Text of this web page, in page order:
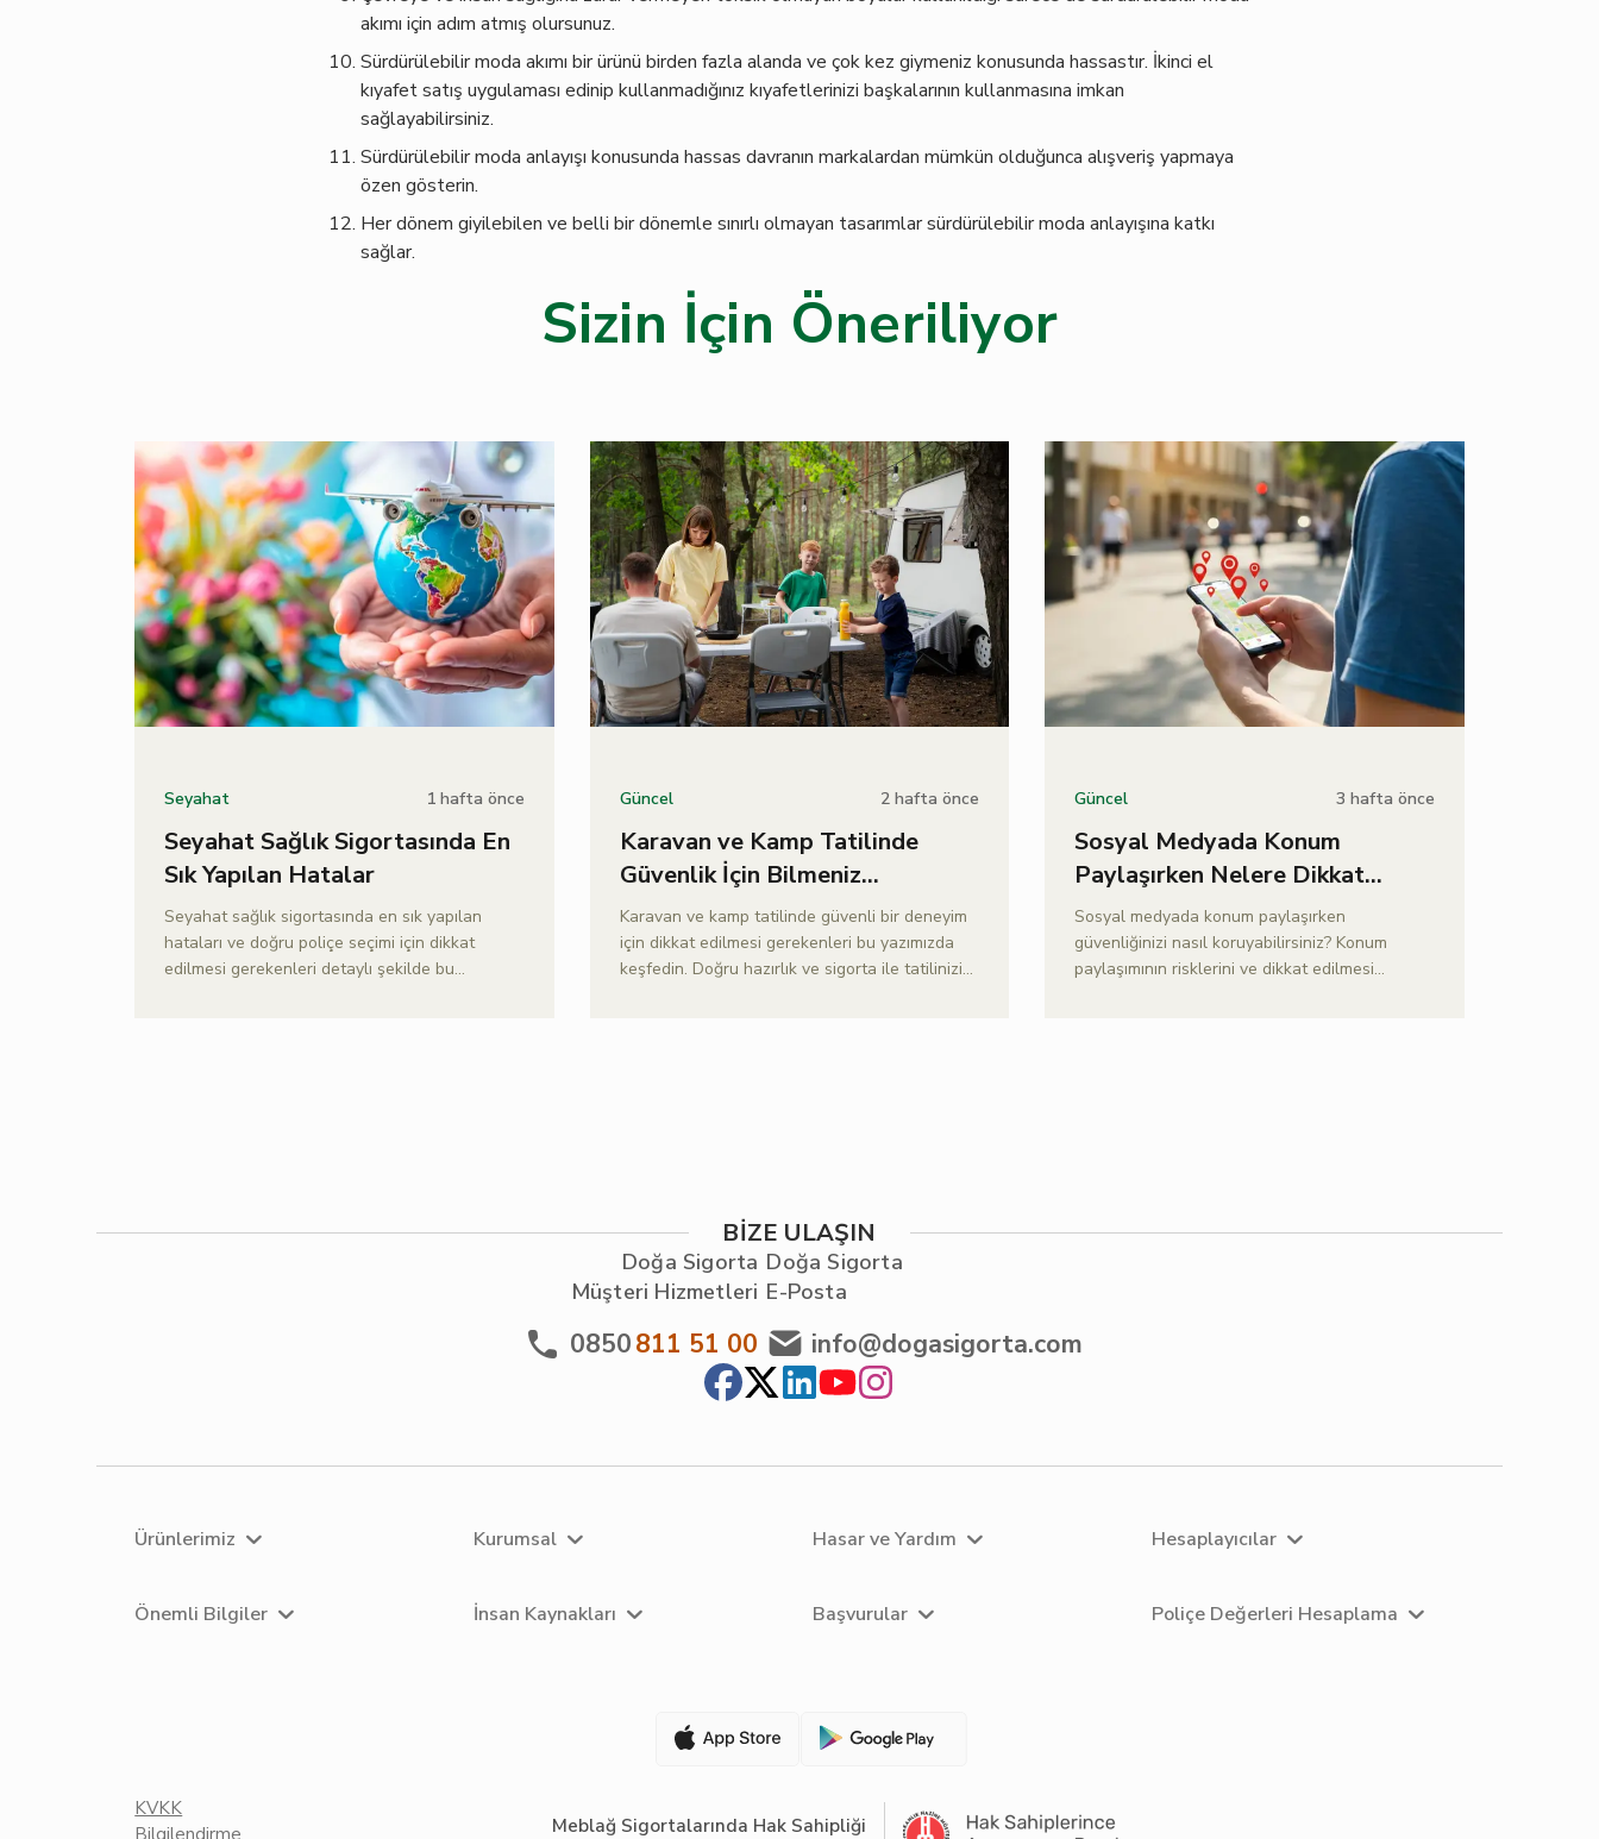
akımı için adım atmış olursunuz.
Sürdürülebilir moda akımı bir ürünü birden fazla alanda ve çok kez giymeniz konusunda hassastır. İkinci el
kıyafet satış uygulaması edinip kullanmadığınız kıyafetlerinizi başkalarının kullanmasına imkan
sağlayabilirsiniz.
Sürdürülebilir moda anlayışı konusunda hassas davranın markalardan mümkün olduğunca alışveriş yapmaya
özen gösterin.
Her dönem giyilebilen ve belli bir dönemle sınırlı olmayan tasarımlar sürdürülebilir moda anlayışına katkı
sağlar.
Sizin İçin Öneriliyor
Seyahat 1 hafta önce
Seyahat Sağlık Sigortasında En
Sık Yapılan Hatalar
Seyahat sağlık sigortasında en sık yapılan
hataları ve doğru poliçe seçimi için dikkat
edilmesi gerekenleri detaylı şekilde bu
Güncel 2 hafta önce
Karavan ve Kamp Tatilinde
Güvenlik İçin Bilmeniz
Gerekenler
Karavan ve kamp tatilinde güvenli bir deneyim
için dikkat edilmesi gerekenleri bu yazımızda
keşfedin. Doğru hazırlık ve sigorta ile tatilinizi
Güncel 3 hafta önce
Sosyal Medyada Konum
Paylaşırken Nelere Dikkat
Edilmeli?
Sosyal medyada konum paylaşırken
güvenliğinizi nasıl koruyabilirsiniz? Konum
paylaşımının risklerini ve dikkat edilmesi
BİZE ULAŞIN
Doğa Sigorta
Müşteri Hizmetleri
0850811 51 00
Doğa Sigorta
E-Posta
info@dogasigorta.com
Ürünlerimiz Kurumsal Hasar ve Yardım Hesaplayıcılar
Önemli Bilgiler İnsan Kaynakları Başvurular Poliçe Değerleri Hesaplama
KVKK
Bilgilendirme
Meblağ Sigortalarında Hak Sahipliği